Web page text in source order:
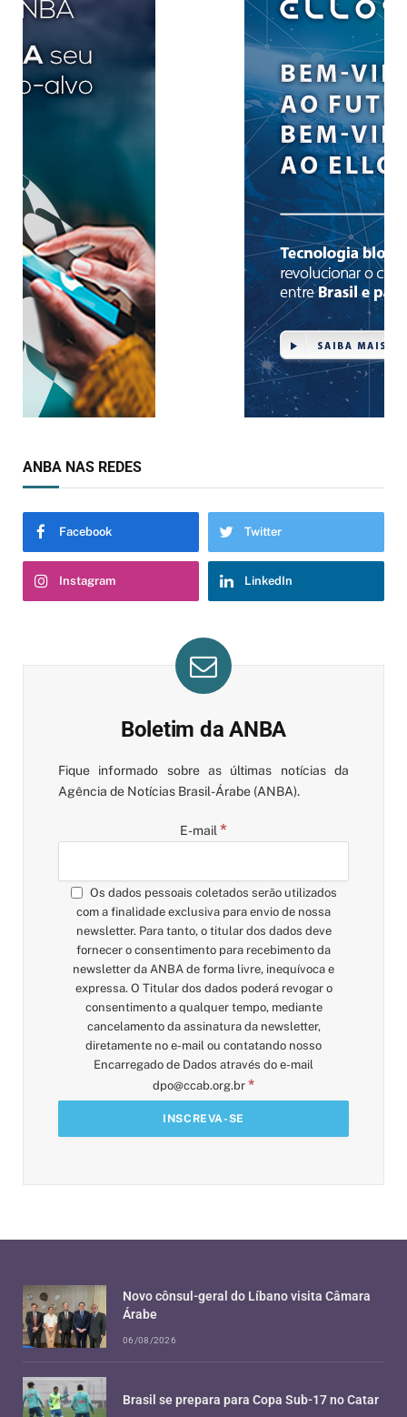
ANBA NAS REDES
Facebook Twitter
Instagram LinkedIn
Boletim da ANBA
Fique informado sobre as últimas notícias da
Agência de Notícias Brasil-Árabe (ANBA).
E-mail *
Os dados pessoais coletados serão utilizados
com a finalidade exclusiva para envio de nossa
newsletter. Para tanto, o titular dos dados deve
fornecer o consentimento para recebimento da
newsletter da ANBA de forma livre, inequívoca e
expressa. O Titular dos dados poderá revogar o
consentimento a qualquer tempo, mediante
cancelamento da assinatura da newsletter,
diretamente no e-mail ou contatando nosso
Encarregado de Dados através do e-mail
dpo@ccab.org.br *
Novo cônsul-geral do Líbano visita Câmara
Árabe
06/08/2026
Brasil se prepara para Copa Sub-17 no Catar